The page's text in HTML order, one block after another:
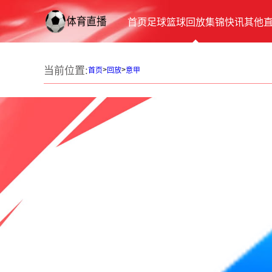
首页足球篮球回放集锦快讯其他
当前位置:首页>回放>意甲